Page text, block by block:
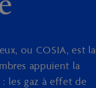
ou COSIA, est la
appuient la
les gaz à effet de